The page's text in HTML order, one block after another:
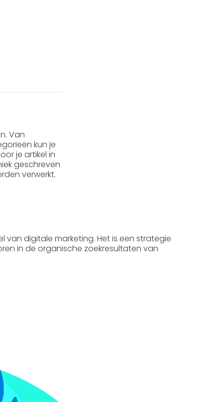
Van
kun je
je artikel in
geschreven
verwerkt.
van digitale marketing. Het is een strategie
in de organische zoekresultaten van